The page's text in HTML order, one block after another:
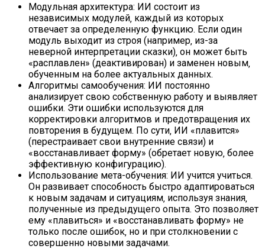
Модульная архитектура: ИИ состоит из
независимых модулей‚ каждый из которых
отвечает за определенную функцию. Если один
модуль выходит из строя (например‚ из-за
неверной интерпретации сказки)‚ он может быть
«расплавлен» (деактивирован) и заменен новым‚
обученным на более актуальных данных.
Алгоритмы самообучения: ИИ постоянно
анализирует свою собственную работу и выявляет
ошибки. Эти ошибки используются для
корректировки алгоритмов и предотвращения их
повторения в будущем. По сути‚ ИИ «плавится»
(перестраивает свои внутренние связи) и
«восстанавливает форму» (обретает новую‚ более
эффективную конфигурацию).
Использование мета-обучения: ИИ учится учиться.
Он развивает способность быстро адаптироваться
к новым задачам и ситуациям‚ используя знания‚
полученные из предыдущего опыта. Это позволяет
ему «плавиться» и «восстанавливать форму» не
только после ошибок‚ но и при столкновении с
совершенно новыми задачами.